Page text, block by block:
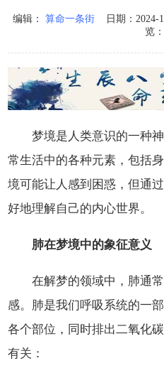
编辑： 算命一条街 日期：2024-
览
梦境是人类意识的一种
常生活中的各种元素，包括
境可能让人感到困惑，但通
好地理解自己的内心世界。
肺在梦境中的象征意义
在解梦的领域中，肺通
感。肺是我们呼吸系统的一
各个部位，同时排出二氧化
有关：